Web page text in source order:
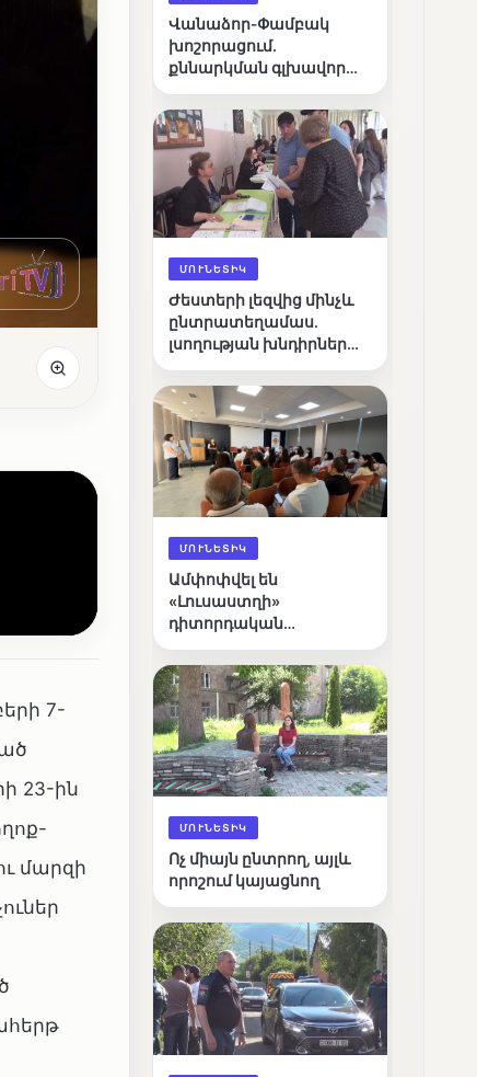
7-
23-ին
մարզի
Վանաձոր-Փամբակ
խոշորացում.
քննարկման գլխավոր
կառավարո՞ւմ, թե՞
քաղաքական նպատակ
ՄՈՒՆԵՏԻԿ
Ժեստերի լեզվից մինչև
ընտրատեղամաս.
լսողության խնդիրներ
ճանապարհը
ՄՈՒՆԵՏԻԿ
Ամփոփվել են
«Լուսաստղի»
դիտորդական
արդյունքները
ՄՈՒՆԵՏԻԿ
Ոչ միայն ընտրող, այլև
որոշում կայացնող